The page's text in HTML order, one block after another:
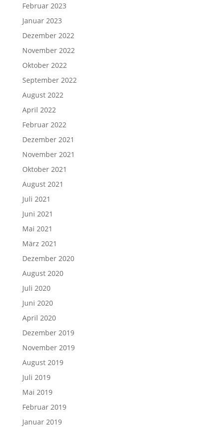
Februar 2023
Januar 2023
Dezember 2022
November 2022
Oktober 2022
September 2022
August 2022
April 2022
Februar 2022
Dezember 2021
November 2021
Oktober 2021
August 2021
Juli 2021
Juni 2021
Mai 2021
März 2021
Dezember 2020
August 2020
Juli 2020
Juni 2020
April 2020
Dezember 2019
November 2019
August 2019
Juli 2019
Mai 2019
Februar 2019
Januar 2019